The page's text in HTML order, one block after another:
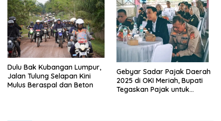
Dulu Bak Kubangan Lumpur,
Jalan Tulung Selapan Kini
Mulus Beraspal dan Beton
Gebyar Sadar Pajak Daerah
2025 di OKI Meriah, Bupati
Tegaskan Pajak untuk